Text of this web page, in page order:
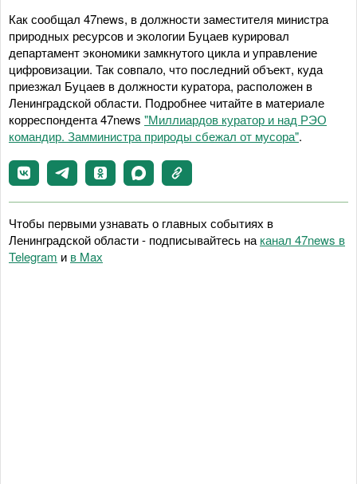
Как сообщал 47news, в должности заместителя министра
природных ресурсов и экологии Буцаев курировал
департамент экономики замкнутого цикла и управление
цифровизации. Так совпало, что последний объект, куда
приезжал Буцаев в должности куратора, расположен в
Ленинградской области. Подробнее читайте в материале
корреспондента 47news "Миллиардов куратор и над РЭО
командир. Замминистра природы сбежал от мусора".
Чтобы первыми узнавать о главных событиях в
Ленинградской области - подписывайтесь на канал 47news в
Telegram и в Maх